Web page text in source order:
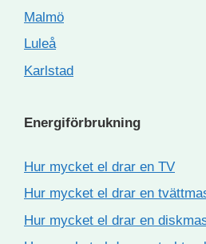
Malmö
Luleå
Karlstad
Energiförbrukning
Hur mycket el drar en TV
Hur mycket el drar en
Hur mycket el drar en